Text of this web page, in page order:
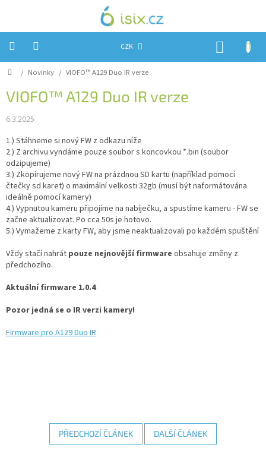
CZK
Úvod
Reklamace?
Obchodní
Návody,
FIRMWARE
a
testy
Kontakty
Napište
nám
Hodnocení
obchodu
Autoledničky
Autokamery
Domů
/ Novinky / VIOFO™ A129 Duo IR verze
VIOFO™ A129 Duo IR verze
6.3.2025
1.) Stáhneme si nový FW z odkazu níže
2.) Z archivu vyndáme pouze soubor s koncovkou *.bin (soubor
odzipujeme)
3.) Zkopírujeme nový FW na prázdnou SD kartu (například pomocí
čtečky sd karet) o maximální velkosti 32gb (musí být naformátována
ideálně pomocí kamery)
4.) Vypnutou kameru připojíme na nabíječku, a spustíme kameru - FW se
začne aktualizovat. Po cca 50s je hotovo.
5.) Vymažeme z karty FW, aby jsme neaktualizovali po každém spuštění
Vždy stačí nahrát pouze nejnovější firmware obsahuje změny z
předchozího.
Aktuální firmware 1.0.4
Pozor jedná se o IR verzi kamery!
Firmware pro A129 Duo IR
PŘEDCHOZÍ ČLÁNEK DALŠÍ ČLÁNEK